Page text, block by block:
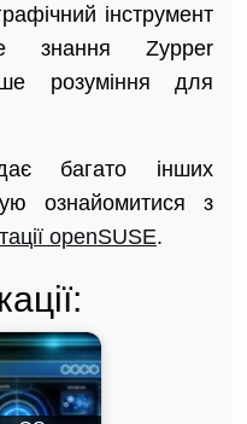
інструмент
знання Zypper
розуміння для
багато інших
ознайомитися з
openSUSE.